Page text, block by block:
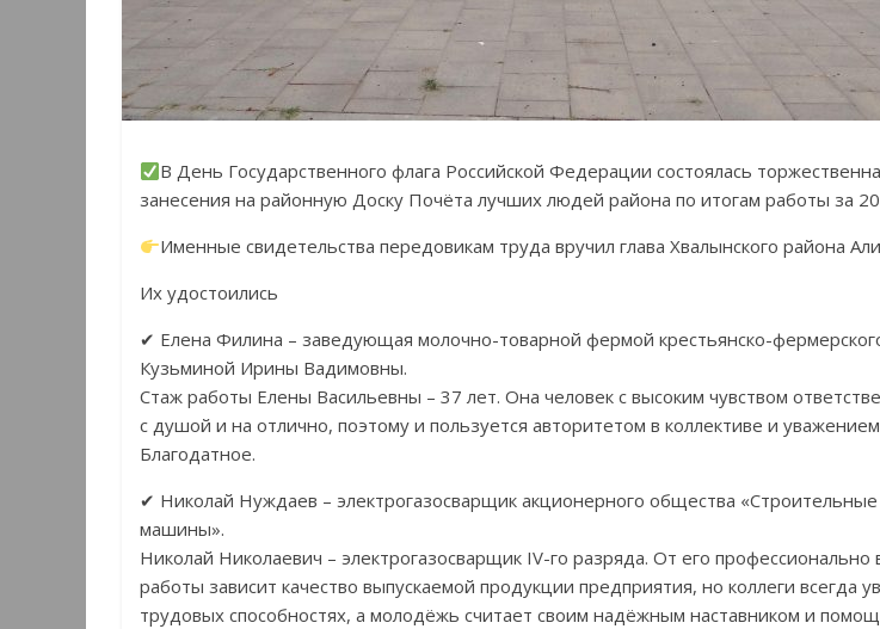
В День Государственного флага Российской Федерации состоялась
занесения на районную Доску Почёта лучших людей района по итогам работы за
Именные свидетельства передовикам труда вручил глава Хвалынского района
Их удостоились
✔ Елена Филина – заведующая молочно-товарной фермой крестьянско-
Кузьминой Ирины Вадимовны.
Стаж работы Елены Васильевны – 37 лет. Она человек с высоким чувством
с душой и на отлично, поэтому и пользуется авторитетом в коллективе и
Благодатное.
✔ Николай Нуждаев – электрогазосварщик акционерного общества «Строительные
машины».
Николай Николаевич – электрогазосварщик IV-го разряда. От его
работы зависит качество выпускаемой продукции предприятия, но коллеги всегда
трудовых способностях, а молодёжь считает своим надёжным наставником и